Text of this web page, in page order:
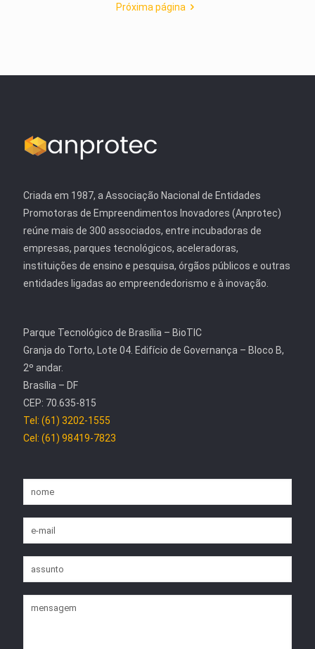
Próxima página
Criada em 1987, a Associação Nacional de Entidades
Promotoras de Empreendimentos Inovadores (Anprotec)
reúne mais de 300 associados, entre incubadoras de
empresas, parques tecnológicos, aceleradoras,
instituições de ensino e pesquisa, órgãos públicos e outras
entidades ligadas ao empreendedorismo e à inovação.
Parque Tecnológico de Brasília – BioTIC
Granja do Torto, Lote 04. Edifício de Governança – Bloco B,
2º andar.
Brasília – DF
CEP: 70.635-815
Tel: (61) 3202-1555
Cel: (61) 98419-7823